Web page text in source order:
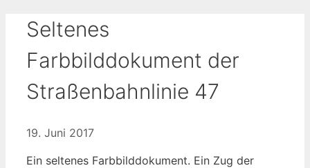
Seltenes
Farbbilddokument der
Straßenbahnlinie 47
19. Juni 2017
Ein seltenes Farbbilddokument. Ein Zug der